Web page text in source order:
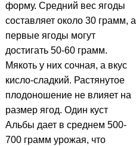
форму. Средний вес ягоды
составляет около 30 грамм, а
первые ягоды могут
достигать 50-60 грамм.
Мякоть у них сочная, а вкус
кисло-сладкий. Растянутое
плодоношение не влияет на
размер ягод. Один куст
Альбы дает в среднем 500-
700 грамм урожая, что